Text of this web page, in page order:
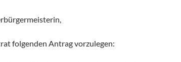
folgenden Antrag vorzulegen: